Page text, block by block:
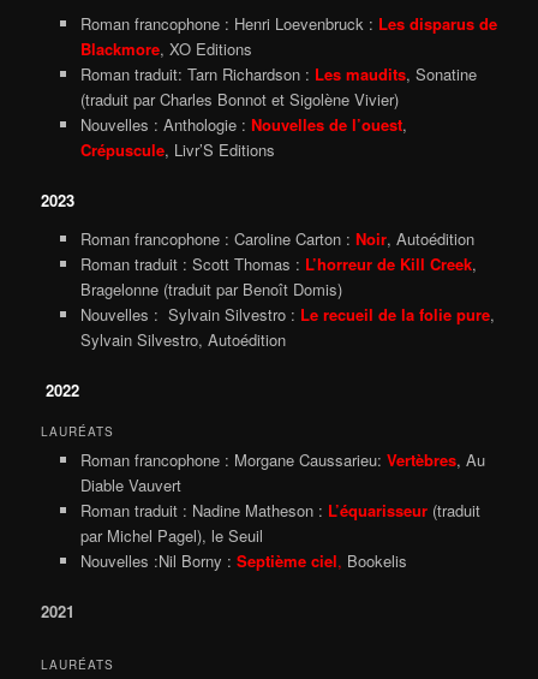
Roman francophone : Henri Loevenbruck : Les disparus de
Blackmore, XO Editions
Roman traduit: Tarn Richardson : Les maudits, Sonatine
(traduit par Charles Bonnot et Sigolène Vivier)
Nouvelles : Anthologie : Nouvelles de l’ouest,
Crépuscule, Livr’S Editions
2023
Roman francophone : Caroline Carton : Noir, Autoédition
Roman traduit : Scott Thomas : L’horreur de Kill Creek,
Bragelonne (traduit par Benoît Domis)
Nouvelles : Sylvain Silvestro : Le recueil de la folie pure,
Sylvain Silvestro, Autoédition
2022
LAURÉATS
Roman francophone : Morgane Caussarieu: Vertèbres, Au
Diable Vauvert
Roman traduit : Nadine Matheson : L’équarisseur (traduit
par Michel Pagel), le Seuil
Nouvelles :Nil Borny : Septième ciel, Bookelis
2021
LAURÉATS